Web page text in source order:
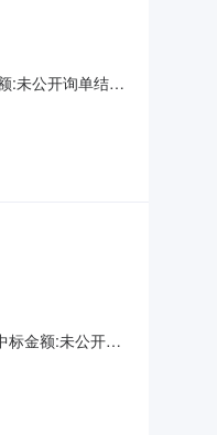
:未公开询单结束
标金额:未公开询